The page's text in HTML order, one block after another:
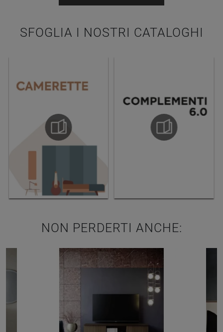
SFOGLIA I NOSTRI CATALOGHI
NON PERDERTI ANCHE: